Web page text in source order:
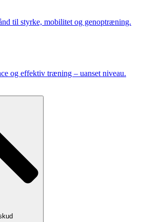
til styrke, mobilitet og genoptræning.
og effektiv træning – uanset niveau.